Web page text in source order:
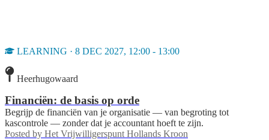
LEARNING · 8 DEC 2027, 12:00 - 13:00
Heerhugowaard
Financiën: de basis op orde
Begrijp de financiën van je organisatie — van begroting tot
kascontrole — zonder dat je accountant hoeft te zijn.
Posted by Het Vrijwilligerspunt Hollands Kroon